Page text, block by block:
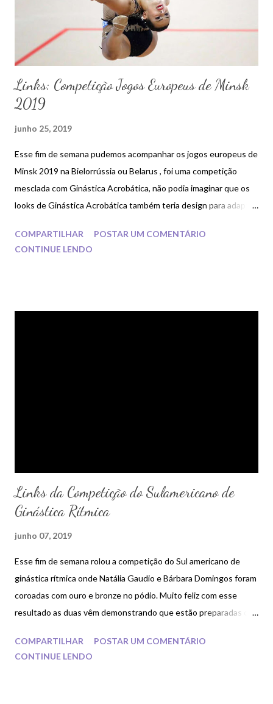
Links: Competição Jogos Europeus de Minsk
2019
junho 25, 2019
Esse fim de semana pudemos acompanhar os jogos europeus de
Minsk 2019 na Bielorrússia ou Belarus , foi uma competição
mesclada com Ginástica Acrobática, não podia imaginar que os
looks de Ginástica Acrobática também teria design para adaptar
COMPARTILHAR
POSTAR UM COMENTÁRIO
CONTINUE LENDO
Links da Competição do Sulamericano de
Ginástica Rítmica
junho 07, 2019
Esse fim de semana rolou a competição do Sul americano de
ginástica rítmica onde Natália Gaudio e Bárbara Domingos foram
coroadas com ouro e bronze no pódio. Muito feliz com esse
resultado as duas vêm demonstrando que estão preparadas o
acessar os vídeos da competição pela página do facebook da
COMPARTILHAR
POSTAR UM COMENTÁRIO
CONTINUE LENDO